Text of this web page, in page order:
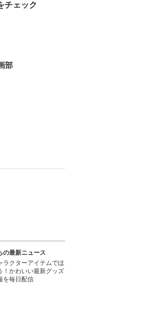
チェック
部
の最新ニュース
ラクターアイテムでほ
！かわいい最新グッズ
を毎日配信